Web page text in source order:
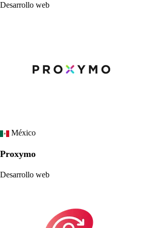
Desarrollo web
México
Proxymo
Desarrollo web